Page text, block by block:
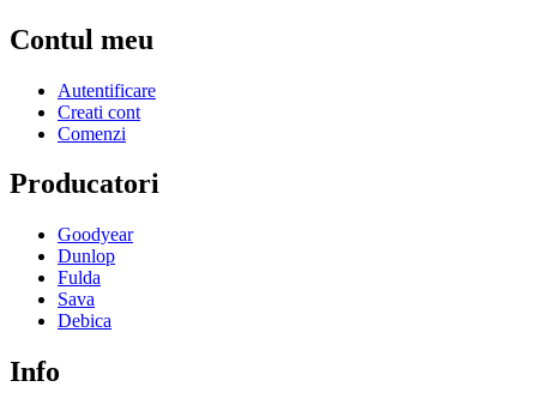
Contul meu
Autentificare
Creati cont
Comenzi
Producatori
Goodyear
Dunlop
Fulda
Sava
Debica
Info